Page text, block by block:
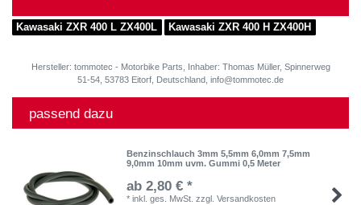
Kawasaki ZXR 400 L ZX400L Kawasaki ZXR 400 H ZX400H
Hersteller: tommotec - Motorbike Parts, Inhaber: Thomas Müller, Spinnerweg
51-54, 53783 Eitorf, Deutschland, info@tommotec.de
passend dazu
Benzinschlauch 3mm 5,5mm 6,0mm 7,5mm
9,0mm 10mm uvm. Gummi 0,5 Meter
ab 2,80 € *
*inkl. ges. MwSt. zzgl.Versandkosten